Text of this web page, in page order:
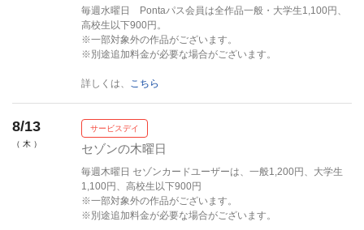
毎週水曜日 Pontaパス会員は全作品一般・大学生1,100円、
高校生以下900円。
※一部対象外の作品がございます。
※別途追加料金が必要な場合がございます。
詳しくは、 こちら
8/13
（ 木 ）
サービスデイ
セゾンの木曜日
毎週木曜日 セゾンカードユーザーは、一般1,200円、大学生
1,100円、高校生以下900円
※一部対象外の作品がございます。
※別途追加料金が必要な場合がございます。